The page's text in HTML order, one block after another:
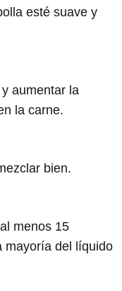
esté suave y
aumentar la
la carne.
bien.
menos 15
mayoría del líquido